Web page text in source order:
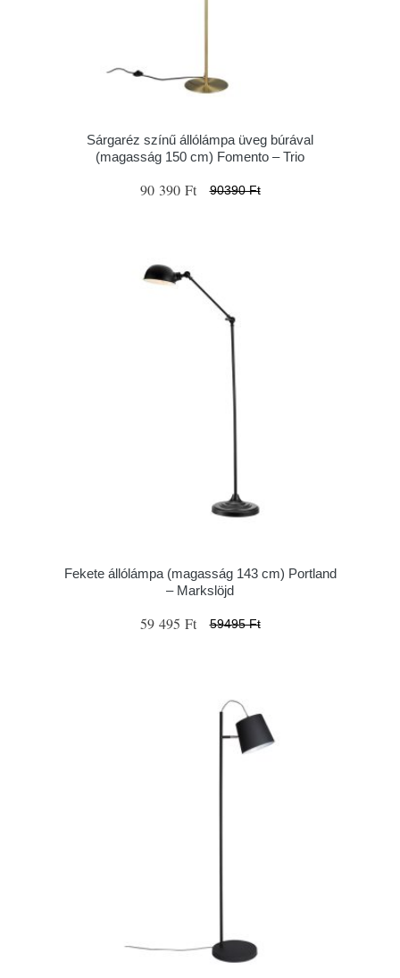
Sárgaréz színű állólámpa üveg búrával
(magasság 150 cm) Fomento – Trio
90 390 Ft 90390 Ft
Fekete állólámpa (magasság 143 cm) Portland
– Markslöjd
59 495 Ft 59495 Ft